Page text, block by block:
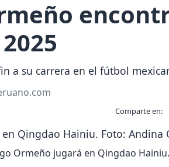
a su carrera en el fútbol
Comparte en:
Ormeño jugará en Qingdao